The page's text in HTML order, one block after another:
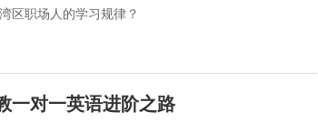
区职场人的学习规律？
一对一英语进阶之路​​